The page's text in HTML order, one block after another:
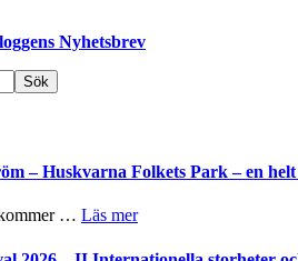
Nyhetsbrev
– Huskvarna Folkets Park – en
… Läs merom
Håkan